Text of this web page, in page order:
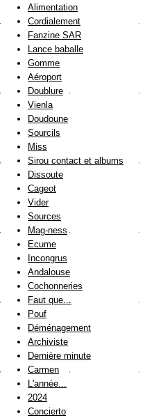
Alimentation
Cordialement
Fanzine SAR
Lance baballe
Gomme
Aéroport
Doublure
Vienla
Doudoune
Sourcils
Miss
Sirou contact et albums
Dissoute
Cageot
Vider
Sources
Mag-ness
Ecume
Incongrus
Andalouse
Cochonneries
Faut que...
Pouf
Déménagement
Archiviste
Dernière minute
Carmen
L'année...
2024
Concierto